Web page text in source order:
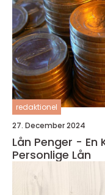
redaktionel
27. December 2024
Lån Penger - En
Personlige Lån